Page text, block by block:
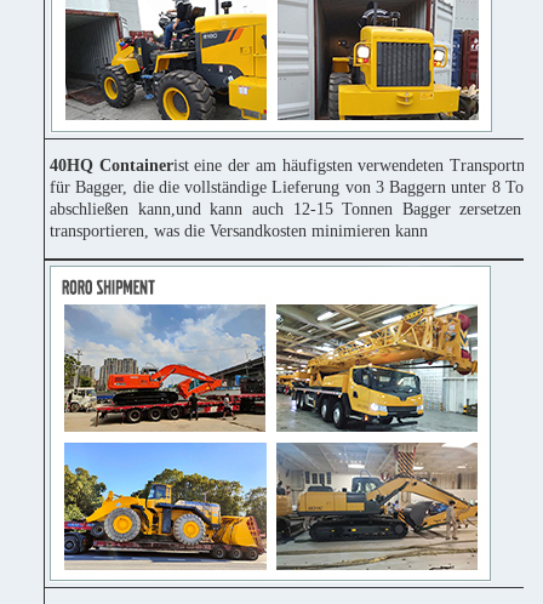
40HQ Containerist eine der am häufigsten verwendeten
für Bagger, die die vollständige Lieferung von 3 Baggern unter 8
abschließen kann,und kann auch 12-15 Tonnen Bagger zersetzen
transportieren, was die Versandkosten minimieren kann